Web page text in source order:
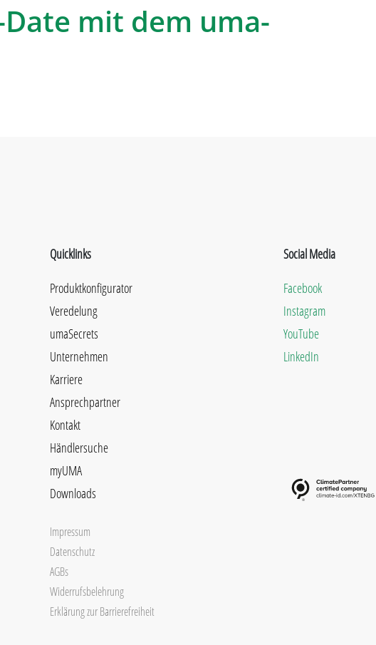
mit dem uma-
Quicklinks
Produktkonfigurator
Veredelung
umaSecrets
Unternehmen
Karriere
Ansprechpartner
Kontakt
Händlersuche
myUMA
Downloads
Impressum
Datenschutz
AGBs
Widerrufsbelehrung
Erklärung zur Barrierefreiheit
Social Media
Facebook
Instagram
YouTube
LinkedIn